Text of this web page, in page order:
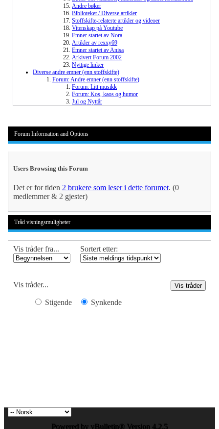
Andre bøker
Biblioteket / Diverse artikler
Stoffskifte-relaterte artikler og videoer
Vitenskap på Youtube
Emner startet av Nora
Artikler av rexxy69
Emner startet av Anisa
Arkivert Forum 2002
Nyttige linker
Diverse andre emner (enn stoffskifte)
Forum: Andre emner (enn stoffskifte)
Forum: Litt musikk
Forum: Kos, kaos og humor
Jul og Nyttår
Forum Information and Options
Users Browsing this Forum
Det er for tiden 2 brukere som leser i dette forumet. (0
medlemmer & 2 gjester)
Tråd visningsmuligheter
Vis tråder fra... Sortert etter:
Vis tråder...
Stigende Synkende
Powered by vBulletin® Version 4.2.5